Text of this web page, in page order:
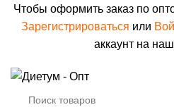
Чтобы оформить заказ по
Зарегистрироваться или
аккаунт на